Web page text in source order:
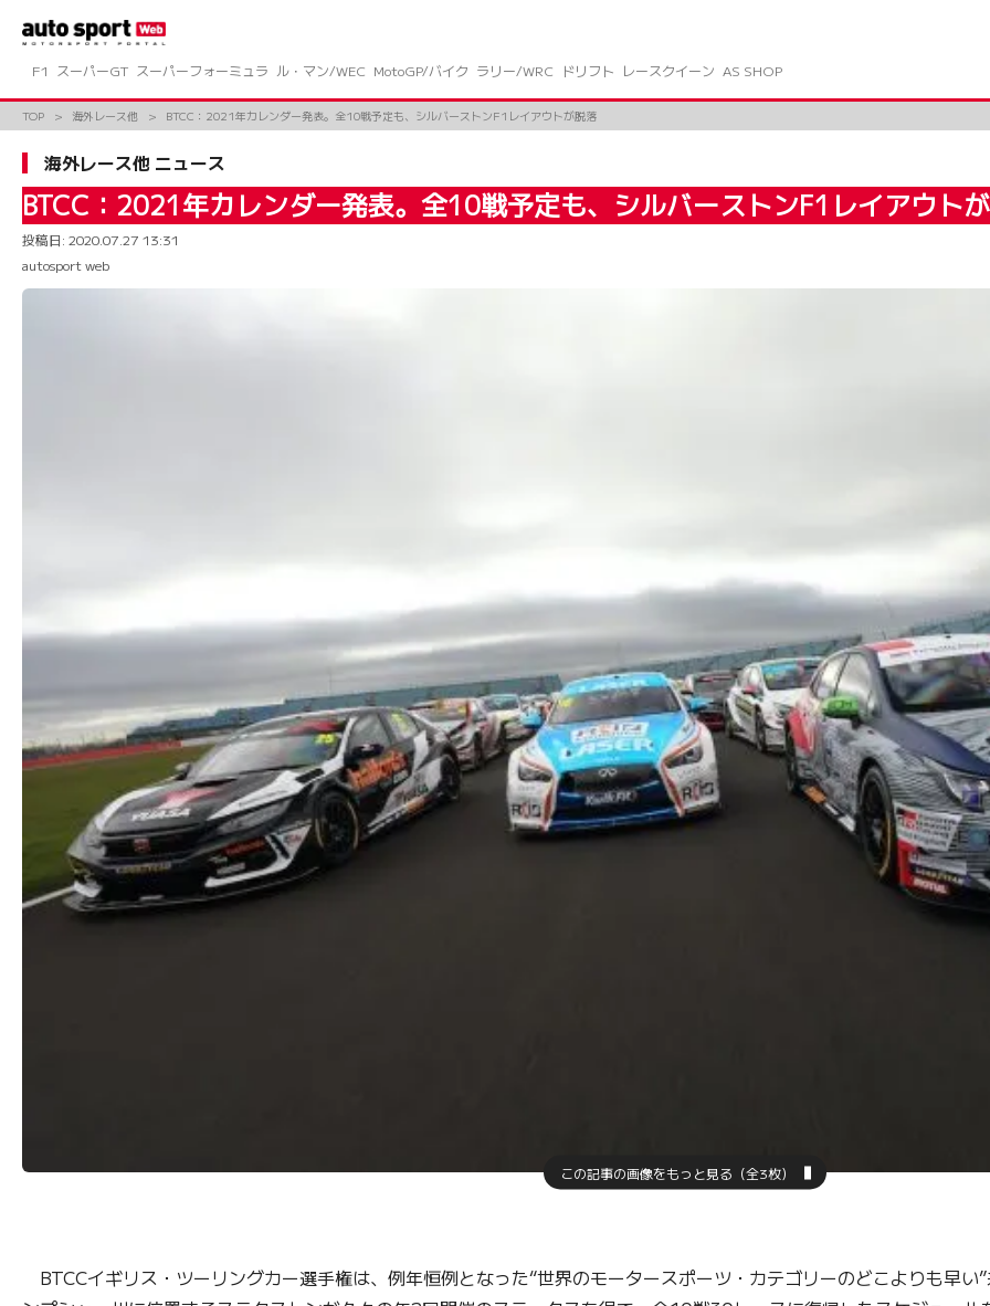
ツ
ス
F1
スーパーGT スーパーフォーミュラ ル・マン/WEC MotoGP/バイク ラリー/WRC ドリフト レースクイーン AS SHOP
TOP 海外レース他 BTCC：2021年カレンダー発表。全10戦予定も、シルバーストンF1レイアウトが脱落
海外レース他 ニュース
BTCC：2021年カレンダー発表。全10戦予定も、シルバーストンF1レイアウト
投稿日: 2020.07.27 13:31
autosport web
この記事の画像をもっと見る（全3枚）
BTCCイギリス・ツーリングカー選手権は、例年恒例となった“世界のモータースポーツ・カテゴリーのどこよりも早